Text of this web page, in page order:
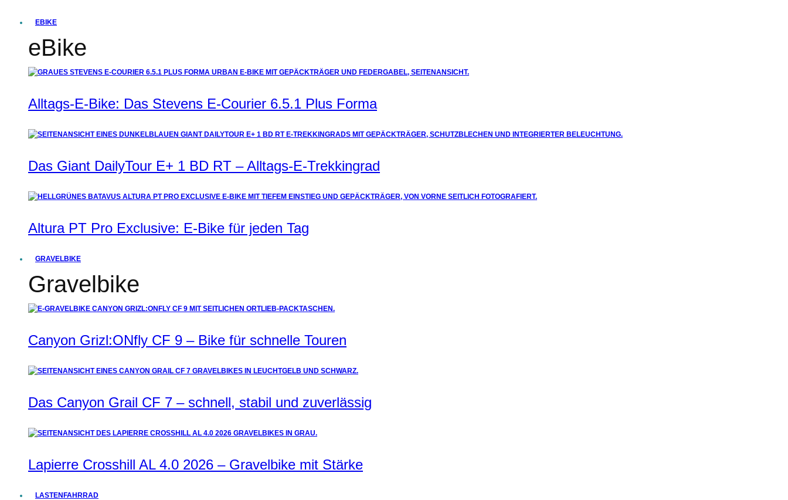
EBIKE
eBike
Alltags-E-Bike: Das Stevens E-Courier 6.5.1 Plus Forma
Das Giant DailyTour E+ 1 BD RT – Alltags-E-Trekkingrad
Altura PT Pro Exclusive: E-Bike für jeden Tag
GRAVELBIKE
Gravelbike
Canyon Grizl:ONfly CF 9 – Bike für schnelle Touren
Das Canyon Grail CF 7 – schnell, stabil und zuverlässig
Lapierre Crosshill AL 4.0 2026 – Gravelbike mit Stärke
LASTENFAHRRAD